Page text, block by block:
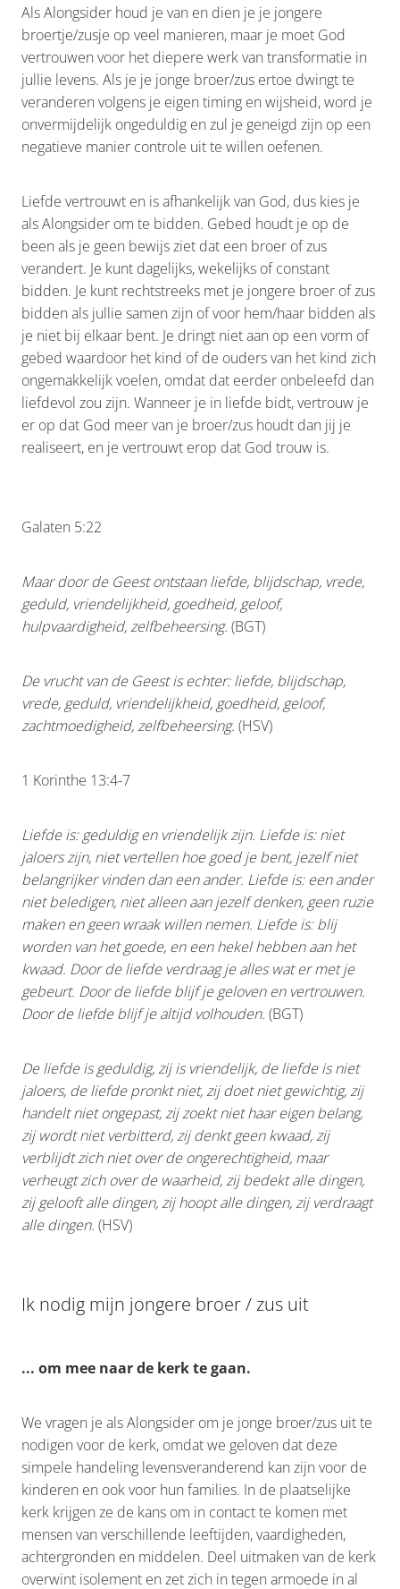
Als Alongsider houd je van en dien je je jongere
broertje/zusje op veel manieren, maar je moet God
vertrouwen voor het diepere werk van transformatie in
jullie levens. Als je je jonge broer/zus ertoe dwingt te
veranderen volgens je eigen timing en wijsheid, word je
onvermijdelijk ongeduldig en zul je geneigd zijn op een
negatieve manier controle uit te willen oefenen.
Liefde vertrouwt en is afhankelijk van God, dus kies je
als Alongsider om te bidden. Gebed houdt je op de
been als je geen bewijs ziet dat een broer of zus
verandert. Je kunt dagelijks, wekelijks of constant
bidden. Je kunt rechtstreeks met je jongere broer of zus
bidden als jullie samen zijn of voor hem/haar bidden als
je niet bij elkaar bent. Je dringt niet aan op een vorm of
gebed waardoor het kind of de ouders van het kind zich
ongemakkelijk voelen, omdat dat eerder onbeleefd dan
liefdevol zou zijn. Wanneer je in liefde bidt, vertrouw je
er op dat God meer van je broer/zus houdt dan jij je
realiseert, en je vertrouwt erop dat God trouw is.
Galaten 5:22
Maar door de Geest ontstaan liefde, blijdschap, vrede,
geduld, vriendelijkheid, goedheid, geloof,
hulpvaardigheid, zelfbeheersing. (BGT)
De vrucht van de Geest is echter: liefde, blijdschap,
vrede, geduld, vriendelijkheid, goedheid, geloof,
zachtmoedigheid, zelfbeheersing. (HSV)
1 Korinthe 13:4-7
Liefde is: geduldig en vriendelijk zijn. Liefde is: niet
jaloers zijn, niet vertellen hoe goed je bent, jezelf niet
belangrijker vinden dan een ander. Liefde is: een ander
niet beledigen, niet alleen aan jezelf denken, geen ruzie
maken en geen wraak willen nemen. Liefde is: blij
worden van het goede, en een hekel hebben aan het
kwaad. Door de liefde verdraag je alles wat er met je
gebeurt. Door de liefde blijf je geloven en vertrouwen.
Door de liefde blijf je altijd volhouden. (BGT)
De liefde is geduldig, zij is vriendelijk, de liefde is niet
jaloers, de liefde pronkt niet, zij doet niet gewichtig, zij
handelt niet ongepast, zij zoekt niet haar eigen belang,
zij wordt niet verbitterd, zij denkt geen kwaad, zij
verblijdt zich niet over de ongerechtigheid, maar
verheugt zich over de waarheid, zij bedekt alle dingen,
zij gelooft alle dingen, zij hoopt alle dingen, zij verdraagt
alle dingen. (HSV)
Ik nodig mijn jongere broer / zus uit
... om mee naar de kerk te gaan.
We vragen je als Alongsider om je jonge broer/zus uit te
nodigen voor de kerk, omdat we geloven dat deze
simpele handeling levensveranderend kan zijn voor de
kinderen en ook voor hun families. In de plaatselijke
kerk krijgen ze de kans om in contact te komen met
mensen van verschillende leeftijden, vaardigheden,
achtergronden en middelen. Deel uitmaken van de kerk
overwint isolement en zet zich in tegen armoede in al